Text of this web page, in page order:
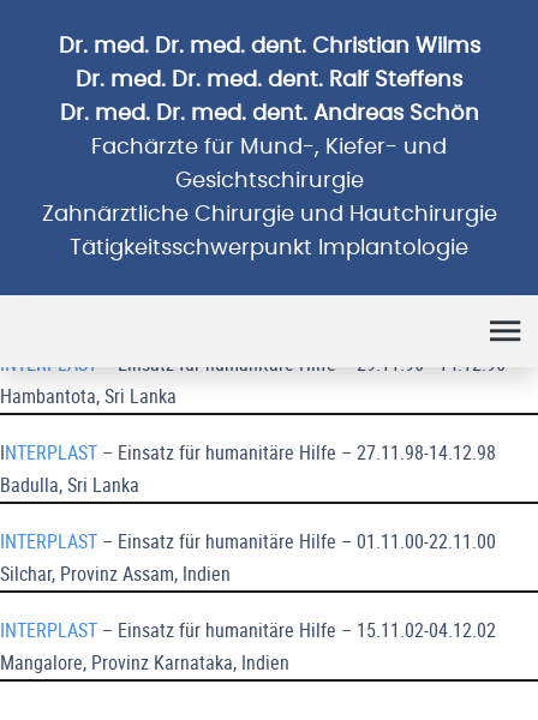
Dr. med. Dr. med. dent. Christian Wilms
Dr. med. Dr. med. dent. Ralf Steffens
Dr. med. Dr. med. dent. Andreas Schön
Fachärzte für Mund-, Kiefer- und
Gesichtschirurgie
Zahnärztliche Chirurgie und Hautchirurgie
Tätigkeitsschwerpunkt Implantologie
INTERPLAST
– Einsatz für humanitäre Hilfe – 29.11.96 - 14.12.96
Hambantota, Sri Lanka
INTERPLAST – Einsatz für humanitäre Hilfe – 27.11.98-14.12.98
Badulla, Sri Lanka
INTERPLAST – Einsatz für humanitäre Hilfe – 01.11.00-22.11.00
Silchar, Provinz Assam, Indien
INTERPLAST – Einsatz für humanitäre Hilfe – 15.11.02-04.12.02
Mangalore, Provinz Karnataka, Indien